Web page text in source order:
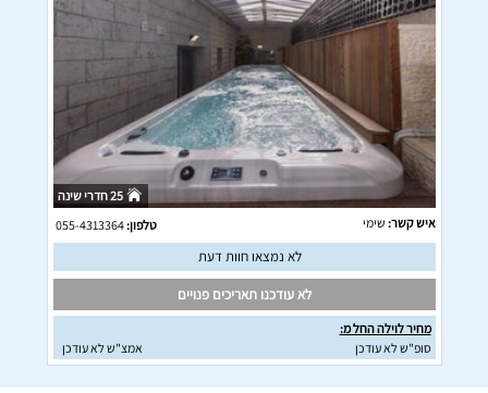
25 חדרי שינה
איש קשר: שימי טלפון:055-4313364
לא נמצאו חוות דעת
לא עודכנו תאריכים פנויים
מחיר לוילה החל מ:
סופ"ש לא עודכן
אמצ"ש לא עודכן